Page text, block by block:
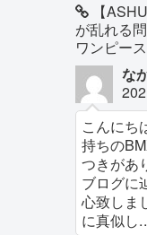
【
が乱れる
ワンピー
な
こんにち
持ちの
つきがあ
ブログに
心致しま
に真似し